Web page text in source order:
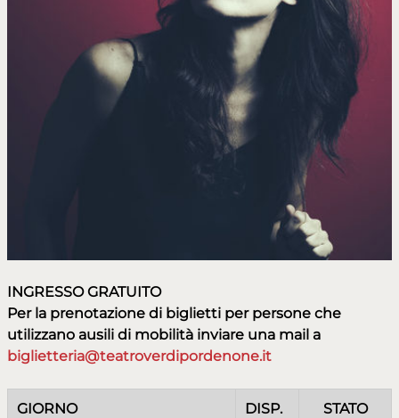
INGRESSO GRATUITO
Per la prenotazione di biglietti per persone che
utilizzano ausili di mobilità inviare una mail a
biglietteria@teatroverdipordenone.it
GIORNO DISP. STATO